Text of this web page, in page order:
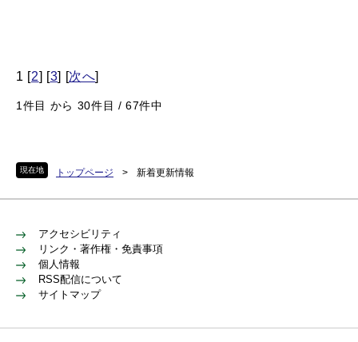
現在地 トップページ > 新着更新情報
1 [2] [3] [次へ]
1件目 から 30件目 / 67件中
アクセシビリティ
リンク・著作権・免責事項
個人情報
RSS配信について
サイトマップ